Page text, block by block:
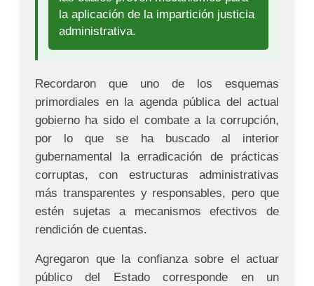
la aplicación de la impartición justicia
administrativa.
Recordaron que uno de los esquemas
primordiales en la agenda pública del actual
gobierno ha sido el combate a la corrupción,
por lo que se ha buscado al interior
gubernamental la erradicación de prácticas
corruptas, con estructuras administrativas
más transparentes y responsables, pero que
estén sujetas a mecanismos efectivos de
rendición de cuentas.
Agregaron que la confianza sobre el actuar
público del Estado corresponde en un